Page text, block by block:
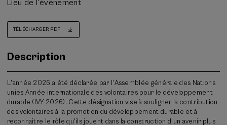
Lieu de l'événement
TÉLÉCHARGER PDF
Description
L'année 2026 a été déclarée par l'Assemblée générale des Nations
unies Année internationale des volontaires pour le développement
durable (IVY 2026). Cette désignation vise à souligner la contribution
des volontaires à la promotion du développement durable et à
reconnaître le rôle qu'ils jouent dans la construction d'un avenir plus